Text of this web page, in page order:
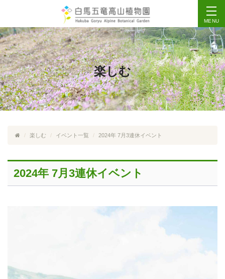
MENU
楽しむ
楽しむ イベント一覧 2024年 7月3連休イベント
2024年 7月3連休イベント